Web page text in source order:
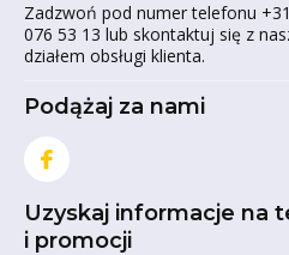
Zadzwoń pod numer telefonu
076 53 13 lub skontaktuj się z
działem obsługi klienta.
Podążaj za nami
Uzyskaj informacje na
i promocji